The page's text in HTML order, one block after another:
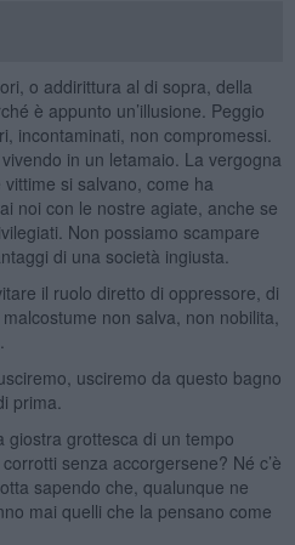
o addirittura al di sopra, della
è appunto un’illusione. Peggio
incontaminati, non compromessi.
in un letamaio. La vergogna
si salvano, come ha
noi con le nostre agiate, anche se
Non possiamo scampare
di una società ingiusta.
il ruolo diretto di oppressore, di
non salva, non nobilita,
usciremo da questo bagno
prima.
giostra grottesca di un tempo
senza accorgersene? Né c’è
sapendo che, qualunque ne
mai quelli che la pensano come